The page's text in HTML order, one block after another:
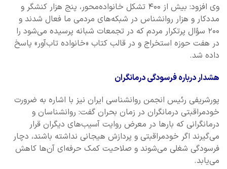
وی افزود: بیش از ۴۰۰ تشکل خانواده‌محور، پنج هزار کنشگر و
مددکار و هزار روانشناس در شبکه‌های مردمی ما فعال شدند و
۲۰۰ سؤال پرتکرار مردم که در تجمعات شبانه پرسیده می‌شود را
در هفت حوزه استخراج و در قالب کتاب «خانواده تاب‌آور» پاسخ
داده شد.
هشدار درباره فرسودگی درمانگران
پورشریفی رئیس انجمن روانشناسی ایران نیز با اشاره به ضرورت
خودمراقبتی درمانگران در زمان بحران گفت: روانشناسان و
درمانگرانی که بارها در معرض روایت آسیب‌های دیگران قرار
می‌گیرند اگر خودمراقبتی و پردازش هیجانی نداشته باشند، دچار
فرسودگی شغلی می‌شوند و صلاحیت کمک حرفه‌ای آن‌ها کاهش
می‌یابد.